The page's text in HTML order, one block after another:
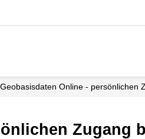
Geobasisdaten Online - persönlichen
Zugang